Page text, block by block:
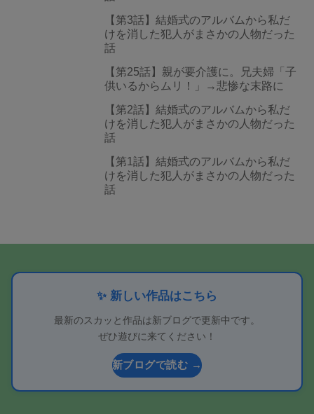
【第3話】結婚式のアルバムから私だ
けを消した犯人がまさかの人物だった
話
【第25話】親が要介護に。兄夫婦「子
供いるからムリ！」→悲惨な末路に
【第2話】結婚式のアルバムから私だ
けを消した犯人がまさかの人物だった
話
【第1話】結婚式のアルバムから私だ
けを消した犯人がまさかの人物だった
話
✨ 新しい作品はこちら
最新のスカッと作品は新ブログで更新中です。
ぜひ遊びに来てください！
新ブログで読む →